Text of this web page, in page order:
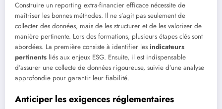
Construire un reporting extra-financier efficace nécessite de
maîtriser les bonnes méthodes. Il ne s’agit pas seulement de
collecter des données, mais de les structurer et de les valoriser de
manière pertinente. Lors des formations, plusieurs étapes clés sont
abordées. La première consiste à identifier les indicateurs
pertinents liés aux enjeux ESG. Ensuite, il est indispensable
d’assurer une collecte de données rigoureuse, suivie d’une analyse
approfondie pour garantir leur fiabilité.
Anticiper les exigences réglementaires